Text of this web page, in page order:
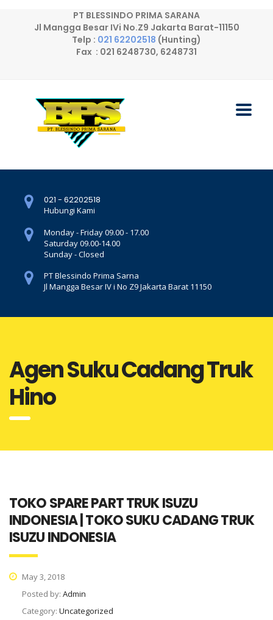
PT BLESSINDO PRIMA SARANA
Jl Mangga Besar IVi No.Z9 Jakarta Barat-11150
Telp : 021 62202518 (Hunting)
Fax : 021 6248730, 6248731
021 - 62202518
Hubungi Kami
Monday - Friday 09.00 - 17.00
Saturday 09.00-14.00
Sunday - Closed
PT Blessindo Prima Sarna
Jl Mangga Besar IV i No Z9 Jakarta Barat 11150
Agen Suku Cadang Truk
Hino
TOKO SPARE PART TRUK ISUZU
INDONESIA | TOKO SUKU CADANG TRUK
ISUZU INDONESIA
May 3, 2018
Posted by: Admin
Category: Uncategorized